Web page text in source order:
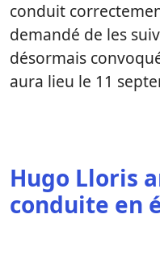
conduit
demandé de les
désormais
aura lieu le 11
Hugo Lloris
conduite en